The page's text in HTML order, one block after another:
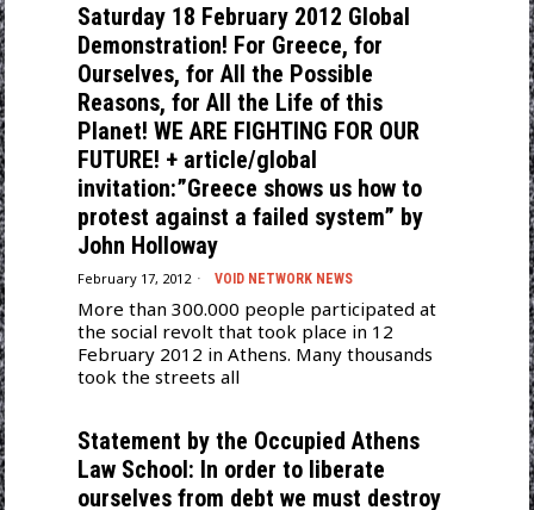
Saturday 18 February 2012 Global
Demonstration! For Greece, for
Ourselves, for All the Possible
Reasons, for All the Life of this
Planet! WE ARE FIGHTING FOR OUR
FUTURE! + article/global
invitation:”Greece shows us how to
protest against a failed system” by
John Holloway
February 17, 2012 VOID NETWORK NEWS
More than 300.000 people participated at
the social revolt that took place in 12
February 2012 in Athens. Many thousands
took the streets all
Statement by the Occupied Athens
Law School: In order to liberate
ourselves from debt we must destroy